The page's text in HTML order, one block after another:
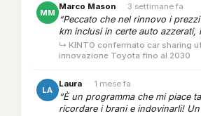
MM
Marco Mason · 3 settimane fa
“Peccato che nel rinnovo i
km inclusi in certe auto azzerati,
↳ KINTO confermato car sharing
innovazione Toyota fino al 2030
LA
Laura · 1 mese fa
“È un programma che mi piace
ricordare i brani e indovinarli!